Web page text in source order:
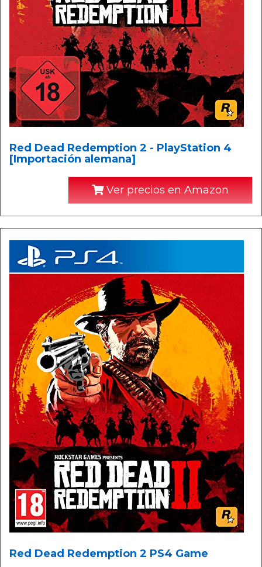
Red Dead Redemption 2 - PlayStation 4
[Importación alemana]
Ver precios en Amazon
Red Dead Redemption 2 PS4 Game